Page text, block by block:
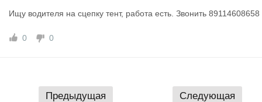
Ищу водителя на сцепку тент, работа есть. Звонить 89114608658
0 0
Предыдущая Следующая